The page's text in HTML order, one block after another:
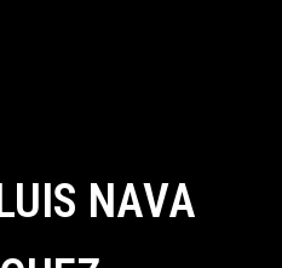
NAVA